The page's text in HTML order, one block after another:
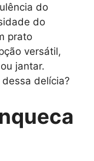
do
do
prato
versátil,
jantar.
delícia?